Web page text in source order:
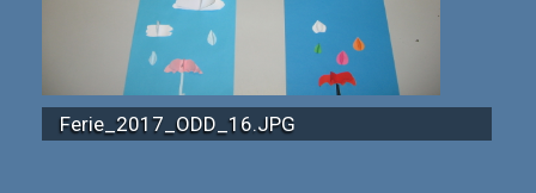
Ferie_2017_ODD_16.JPG